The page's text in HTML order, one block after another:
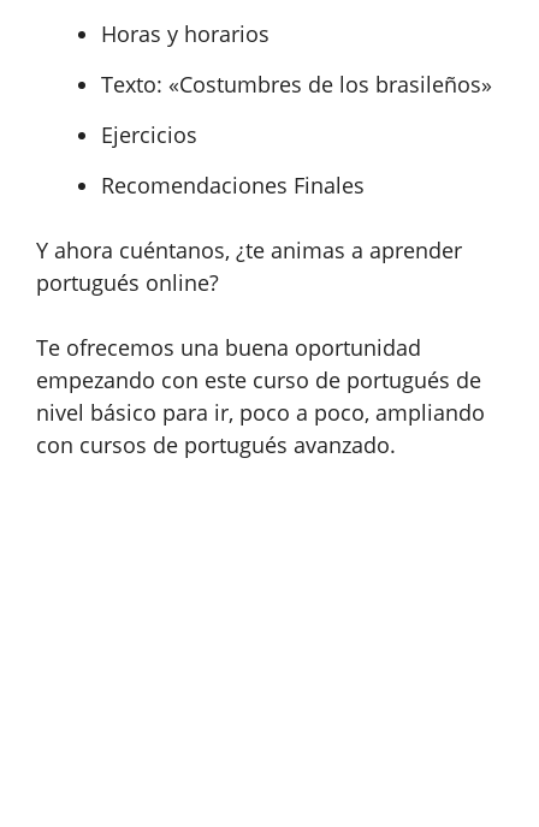
Horas y horarios
Texto: «Costumbres de los brasileños»
Ejercicios
Recomendaciones Finales
Y ahora cuéntanos, ¿te animas a aprender
portugués online?
Te ofrecemos una buena oportunidad
empezando con este curso de portugués de
nivel básico para ir, poco a poco, ampliando
con cursos de portugués avanzado.